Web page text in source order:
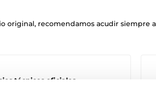
original, recomendamos acudir siempre
técnicos oficiales